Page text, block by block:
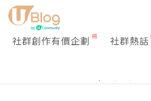
社群創作有價企劃 社群熱話